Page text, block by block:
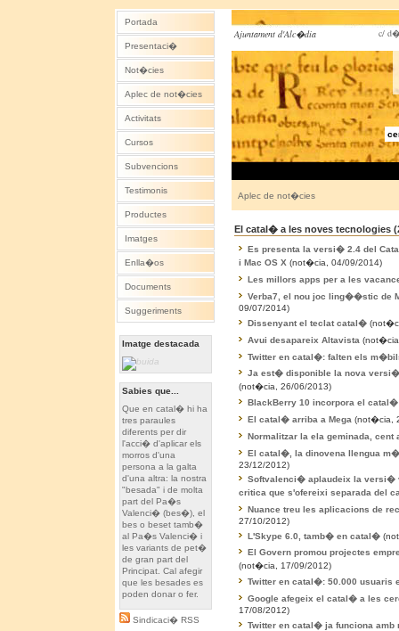
Portada
Presentaci�
Not�cies
Aplec de not�cies
Activitats
Cursos
Subvencions
Testimonis
Productes
Imatges
Enlla�os
Documents
Suggeriments
Imatge destacada
Sabies que...
Que en catal� hi ha
tres paraules
diferents per dir
l'acci� d'aplicar els
morros d'una
persona a la galta
d'una altra: la nostra
"besada" i de molta
part del Pa�s
Valenci� (bes�), el
bes o beset tamb�
al Pa�s Valenci� i
les variants de pet�
de gran part del
Principat. Cal afegir
que les besades es
poden donar o fer.
Sindicaci� RSS
Ajuntament d'Alc�dia c/
Aplec de not�cies
El catal� a les noves tecnologies
Es presenta la versi� 2.4 del
i Mac OS X (not�cia, 04/09/2014)
Les millors apps per a les
Verba7, el nou joc ling��stic de
09/07/2014)
Dissenyant el teclat catal�
Avui desapareix Altavista
Twitter en catal�: falten els
Ja est� disponible la nova
(not�cia, 26/06/2013)
BlackBerry 10 incorpora el catal�
El catal� arriba a Mega (not�cia,
Normalitzar la ela geminada,
El catal�, la dinovena llengua
23/12/2012)
Softvalenci� aplaudeix la versi�
critica que s'ofereixi separada del
Nuance treu les aplicacions de
27/10/2012)
L'Skype 6.0, tamb� en catal�
El Govern promou projectes
(not�cia, 17/09/2012)
Twitter en catal�: 50.000 usuaris
Google afegeix el catal� a les
17/08/2012)
Twitter en catal� ja funciona amb